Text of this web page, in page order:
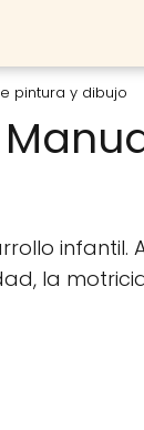
pintura y dibujo
infantil.
la